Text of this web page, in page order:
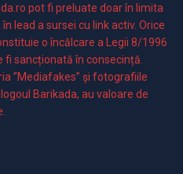
pot fi preluate doar în limita
lead a sursei cu link activ. Orice
o încălcare a Legii 8/1996
sancționată în consecință.
”Mediafakes” și fotografiile
Barikada, au valoare de